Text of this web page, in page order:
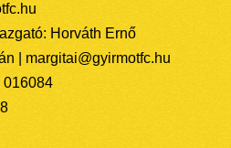
Horváth Ernő
| margitai@gyirmotfc.hu
016084